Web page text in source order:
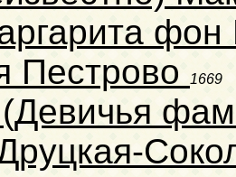
Пестрово
1669